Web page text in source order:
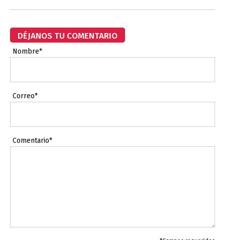
DÉJANOS TU COMENTARIO
Nombre*
Correo*
Comentario*